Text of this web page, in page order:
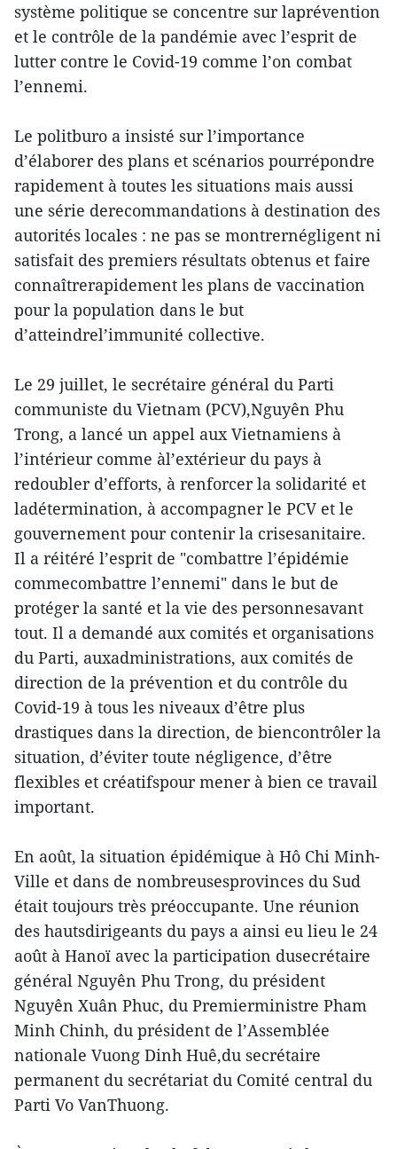
système politique se concentre sur laprévention
et le contrôle de la pandémie avec l’esprit de
lutter contre le Covid-19 comme l’on combat
l’ennemi.
Le politburo a insisté sur l’importance
d’élaborer des plans et scénarios pourrépondre
rapidement à toutes les situations mais aussi
une série derecommandations à destination des
autorités locales : ne pas se montrernégligent ni
satisfait des premiers résultats obtenus et faire
connaîtrerapidement les plans de vaccination
pour la population dans le but
d’atteindrel’immunité collective.
Le 29 juillet, le secrétaire général du Parti
communiste du Vietnam (PCV),Nguyên Phu
Trong, a lancé un appel aux Vietnamiens à
l’intérieur comme àl’extérieur du pays à
redoubler d’efforts, à renforcer la solidarité et
ladétermination, à accompagner le PCV et le
gouvernement pour contenir la crisesanitaire.
Il a réitéré l’esprit de "combattre l’épidémie
commecombattre l’ennemi" dans le but de
protéger la santé et la vie des personnesavant
tout. Il a demandé aux comités et organisations
du Parti, auxadministrations, aux comités de
direction de la prévention et du contrôle du
Covid-19 à tous les niveaux d’être plus
drastiques dans la direction, de biencontrôler la
situation, d’éviter toute négligence, d’être
flexibles et créatifspour mener à bien ce travail
important.
En août, la situation épidémique à Hô Chi Minh-
Ville et dans de nombreusesprovinces du Sud
était toujours très préoccupante. Une réunion
des hautsdirigeants du pays a ainsi eu lieu le 24
août à Hanoï avec la participation dusecrétaire
général Nguyên Phu Trong, du président
Nguyên Xuân Phuc, du Premierministre Pham
Minh Chinh, du président de l’Assemblée
nationale Vuong Dinh Huê,du secrétaire
permanent du secrétariat du Comité central du
Parti Vo VanThuong.